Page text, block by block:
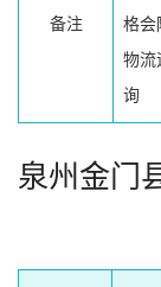
备注
格会
物流
询
泉州金门